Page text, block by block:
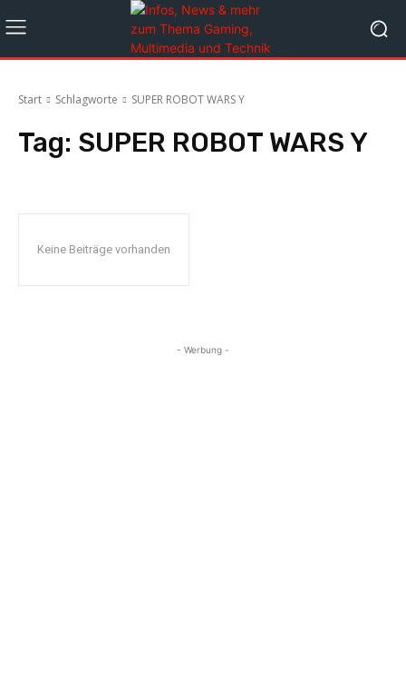
Start Schlagworte SUPER ROBOT WARS Y
Tag: SUPER ROBOT WARS Y
Keine Beiträge vorhanden
- Werbung -